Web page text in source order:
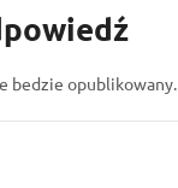
bedzie opublikowany.